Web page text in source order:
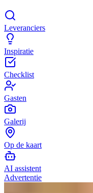
Leveranciers
Inspiratie
Checklist
Gasten
Galerij
Op de kaart
AI assistent
Advertentie